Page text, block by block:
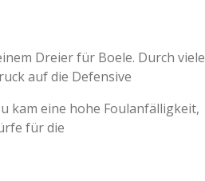
Dreier für Boele. Durch viele
auf die Defensive
kam eine hohe Foulanfälligkeit,
für die